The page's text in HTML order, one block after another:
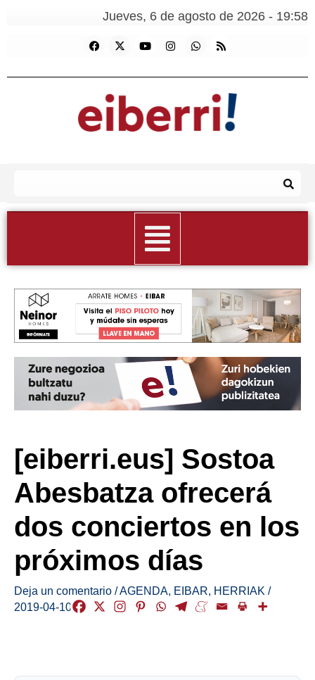
Jueves, 6 de agosto de 2026 - 19:58
[eiberri.eus] Sostoa
Abesbatza ofrecerá
dos conciertos en los
próximos días
Deja un comentario /AGENDA, EIBAR, HERRIAK /
2019-04-10